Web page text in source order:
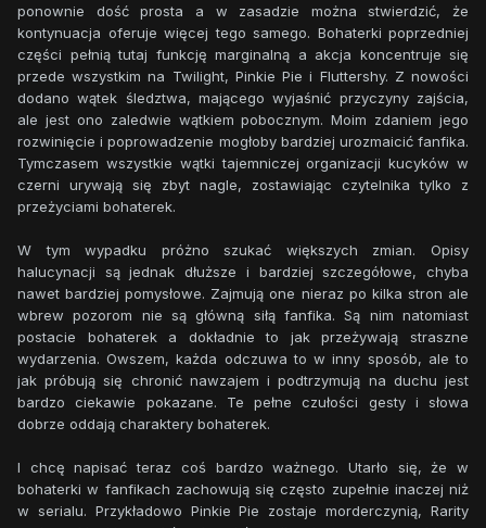
ponownie dość prosta a w zasadzie można stwierdzić, że
kontynuacja oferuje więcej tego samego. Bohaterki poprzedniej
części pełnią tutaj funkcję marginalną a akcja koncentruje się
przede wszystkim na Twilight, Pinkie Pie i Fluttershy. Z nowości
dodano wątek śledztwa, mającego wyjaśnić przyczyny zajścia,
ale jest ono zaledwie wątkiem pobocznym. Moim zdaniem jego
rozwinięcie i poprowadzenie mogłoby bardziej urozmaicić fanfika.
Tymczasem wszystkie wątki tajemniczej organizacji kucyków w
czerni urywają się zbyt nagle, zostawiając czytelnika tylko z
przeżyciami bohaterek.
W tym wypadku próżno szukać większych zmian. Opisy
halucynacji są jednak dłuższe i bardziej szczegółowe, chyba
nawet bardziej pomysłowe. Zajmują one nieraz po kilka stron ale
wbrew pozorom nie są główną siłą fanfika. Są nim natomiast
postacie bohaterek a dokładnie to jak przeżywają straszne
wydarzenia. Owszem, każda odczuwa to w inny sposób, ale to
jak próbują się chronić nawzajem i podtrzymują na duchu jest
bardzo ciekawie pokazane. Te pełne czułości gesty i słowa
dobrze oddają charaktery bohaterek.
I chcę napisać teraz coś bardzo ważnego. Utarło się, że w
bohaterki w fanfikach zachowują się często zupełnie inaczej niż
w serialu. Przykładowo Pinkie Pie zostaje morderczynią, Rarity